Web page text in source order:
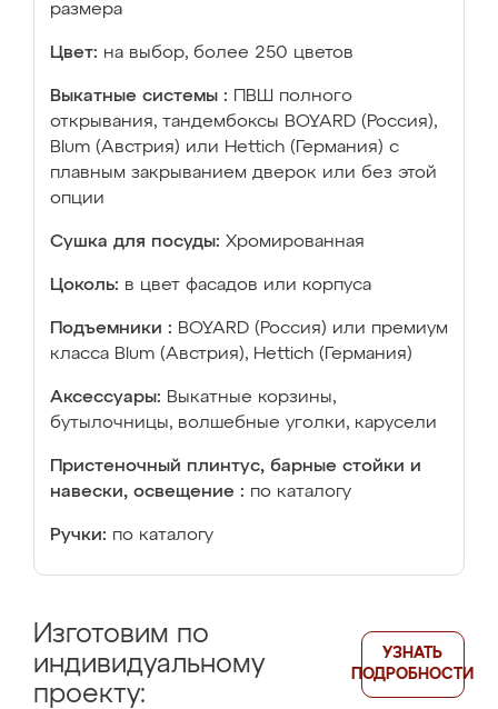
размера
Цвет: на выбор, более 250 цветов
Выкатные системы :
ПВШ полного
открывания, тандембоксы BOYARD (Россия),
Blum (Австрия) или Hettich (Германия) с
плавным закрыванием дверок или без этой
опции
Сушка для посуды: Хромированная
Цоколь: в цвет фасадов или корпуса
Подъемники : BOYARD (Россия) или премиум
класса Blum (Австрия), Hettich (Германия)
Аксессуары: Выкатные корзины,
бутылочницы, волшебные уголки, карусели
Пристеночный плинтус, барные стойки и
навески, освещение : по каталогу
Ручки: по каталогу
Изготовим по
индивидуальному
проекту:
УЗНАТЬ
ПОДРОБНОСТИ